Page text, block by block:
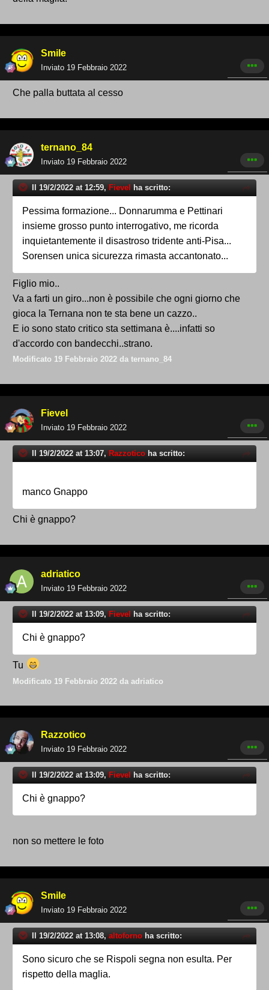
Smile
Inviato 19 Febbraio 2022
Che palla buttata al cesso
ternano_84
Inviato 19 Febbraio 2022
Il 19/2/2022 at 12:59, Fievel ha scritto:
Pessima formazione... Donnarumma e Pettinari
insieme grosso punto interrogativo, me ricorda
inquietantemente il disastroso tridente anti-Pisa...
Sorensen unica sicurezza rimasta accantonato...
Figlio mio..
Va a farti un giro...non è possibile che ogni giorno che
gioca la Ternana non te sta bene un cazzo..
E io sono stato critico sta settimana è....infatti so
d'accordo con bandecchi..strano.
Modificato 19 Febbraio 2022 da ternano_84
Fievel
Inviato 19 Febbraio 2022
Il 19/2/2022 at 13:07, Razzotico ha scritto:
manco Gnappo
Chi è gnappo?
adriatico
Inviato 19 Febbraio 2022
Il 19/2/2022 at 13:09, Fievel ha scritto:
Chi è gnappo?
Tu
Modificato 19 Febbraio 2022 da adriatico
Razzotico
Inviato 19 Febbraio 2022
Il 19/2/2022 at 13:09, Fievel ha scritto:
Chi è gnappo?
non so mettere le foto
Smile
Inviato 19 Febbraio 2022
Il 19/2/2022 at 13:08, altoforno ha scritto:
Sono sicuro che se Rispoli segna non esulta. Per
rispetto della maglia.